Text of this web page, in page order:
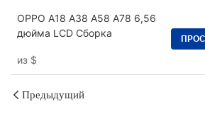
OPPO A18 A38 A58 A78 6,56
дюйма LCD Сборка
из $
Предыдущий